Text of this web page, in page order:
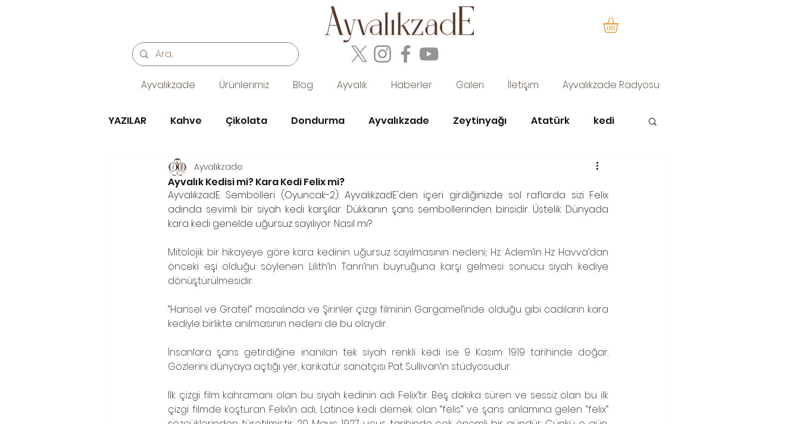
Ayvalıkzade Ürünlerimiz Blog Ayvalık Haberler Galeri İletişim Ayvalıkzade Radyosu
YAZILAR Kahve Çikolata Dondurma Ayvalıkzade Zeytinyağı Atatürk kedi
kafe, coffeehouse, kahvehane zürafa sofi
Söz, Kız isteme ve Nişan Çikolatası
Ayvalık Kedisi mi? Kara Kedi Felix mi?
Ayvalıkzade
AyvalıkzadE Sembolleri (Oyuncak-2): AyvalıkzadE'den içeri girdiğinizde sol raflarda sizi Felix
adında sevimli bir siyah kedi karşılar. Dükkanın şans sembollerinden birisidir. Üstelik Dünyada
kara kedi genelde uğursuz sayılıyor. Nasıl mı?
Mitolojik bir hikayeye göre kara kedinin uğursuz sayılmasının nedeni; Hz. Adem’in Hz Havva’dan
önceki eşi olduğu söylenen Lilith’in Tanrı’nın buyruğuna karşı gelmesi sonucu siyah kediye
dönüştürülmesidir.
“Hansel ve Gratel” masalında ve Şirinler çizgi filminin Gargamel’inde olduğu gibi cadıların kara
kediyle birlikte anılmasının nedeni de bu olaydır.
İnsanlara şans getirdiğine inanılan tek siyah renkli kedi ise 9 Kasım 1919 tarihinde doğar.
Gözlerini dünyaya açtığı yer, karikatür sanatçısı Pat Sullivan’ın stüdyosudur.
İlk çizgi film kahramanı olan bu siyah kedinin adı Felix’tir. Beş dakika süren ve sessiz olan bu ilk
çizgi filmde koşturan Felix’in adı, Latince kedi demek olan “felis” ve şans anlamına gelen “felix”